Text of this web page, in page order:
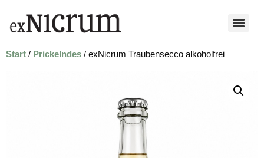
Start / Prickelndes / exNicrum Traubensecco alkoholfrei